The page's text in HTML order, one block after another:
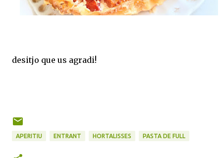
desitjo que us agradi!
APERITIU ENTRANT HORTALISSES PASTA DE FULL